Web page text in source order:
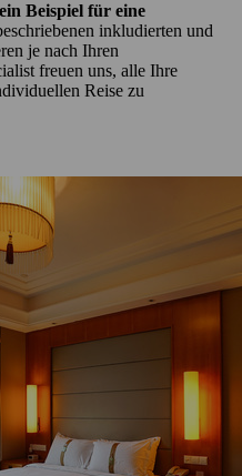
Beispiel für eine
inkludierten und
je nach Ihren
freuen uns, alle Ihre
Reise zu